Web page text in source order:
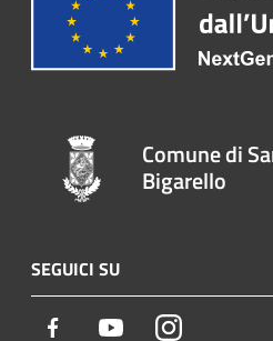
Comune di
Bigarello
SEGUICI SU
Facebook YoutubeInstagram